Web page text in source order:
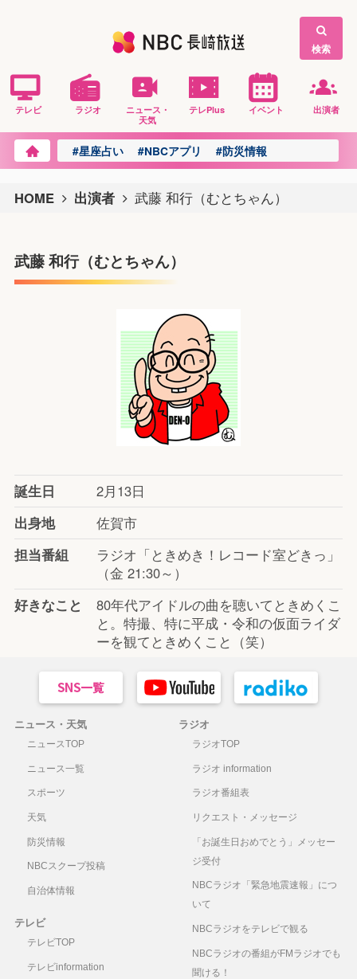
検索
テレビ ラジオ
ニュース・
天気
テレPlus イベント 出演者
#星座占い #NBCアプリ #防災情報
HOME 出演者 武藤 和行（むとちゃん）
武藤 和行（むとちゃん）
誕生日
2月13日
出身地
佐賀市
担当番組
ラジオ「ときめき！レコード室どきっ」
（金 21:30～）
好きなこと
80年代アイドルの曲を聴いてときめくこ
と。特撮、特に平成・令和の仮面ライダ
ーを観てときめくこと（笑）
ニュース・天気
ニュースTOP
ニュース一覧
スポーツ
天気
防災情報
NBCスクープ投稿
自治体情報
テレビ
テレビTOP
テレビinformation
ラジオ
ラジオTOP
ラジオ information
ラジオ番組表
リクエスト・メッセージ
「お誕生日おめでとう」メッセー
ジ受付
NBCラジオ「緊急地震速報」につ
いて
NBCラジオをテレビで観る
NBCラジオの番組がFMラジオでも
聞ける！